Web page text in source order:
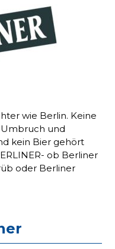
wie Berlin. Keine
Umbruch und
kein Bier gehört
ob Berliner
oder Berliner